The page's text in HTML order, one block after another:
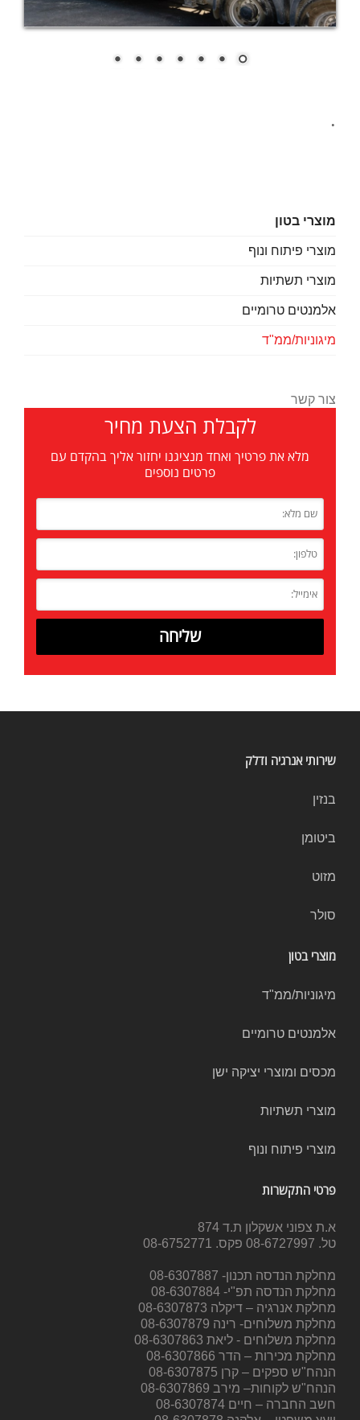
.
מוצרי בטון
מוצרי פיתוח ונוף
מוצרי תשתיות
אלמנטים טרומיים
מיגוניות/ממ"ד
צור קשר
לקבלת הצעת מחיר
מלא את פרטיך ואחד מנציגנו יחזור אליך בהקדם עם
פרטים נוספים
שירותי אנרגיה ודלק
בנזין
ביטומן
מזוט
סולר
מוצרי בטון
מיגוניות/ממ"ד
אלמנטים טרומיים
מכסים ומוצרי יציקה ישן
מוצרי תשתיות
מוצרי פיתוח ונוף
פרטי התקשרות
א.ת צפוני אשקלון ת.ד 874
טל. 08-6727997 פקס. 08-6752771
מחלקת הנדסה תכנון- 08-6307887
מחלקת הנדסה תפ"י- 08-6307884
מחלקת אנרגיה – דיקלה 08-6307873
מחלקת משלוחים- רינה 08-6307879
מחלקת משלוחים - ליאת 08-6307863
מחלקת מכירות – הדר 08-6307866
הנהח"ש ספקים – קרן 08-6307875
הנהח"ש לקוחות– מירב 08-6307869
חשב החברה – חיים 08-6307874